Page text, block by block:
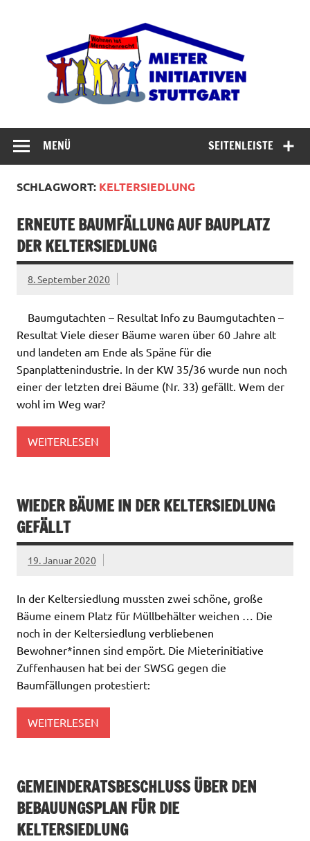
verteidigen
SEITENLEISTE
MENÜ
SCHLAGWORT: KELTERSIEDLUNG
ERNEUTE BAUMFÄLLUNG AUF BAUPLATZ
DER KELTERSIEDLUNG
8. September 2020
Baumgutachten – Resultat Info zu Baumgutachten –
Resultat Viele dieser Bäume waren über 60 Jahre alt
und landeten am Ende als Späne für die
Spanplattenindustrie. In der KW 35/36 wurde nun noch
einer der letzten drei Bäume (Nr. 33) gefällt. Wem der
wohl im Weg war?
WEITERLESEN
WIEDER BÄUME IN DER KELTERSIEDLUNG
GEFÄLLT
19. Januar 2020
In der Keltersiedlung mussten zwei schöne, große
Bäume einem Platz für Müllbehälter weichen … Die
noch in der Keltersiedlung verbliebenen
Bewohner*innen sind empört. Die Mieterinitiative
Zuffenhausen hat bei der SWSG gegen die
Baumfällungen protestiert:
WEITERLESEN
GEMEINDERATSBESCHLUSS ÜBER DEN
BEBAUUNGSPLAN FÜR DIE
KELTERSIEDLUNG